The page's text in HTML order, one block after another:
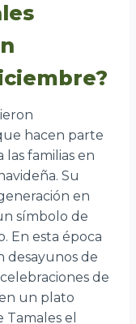
hacen parte
familias en
Su
en
símbolo de
En esta época
desayunos de
de
un plato
el